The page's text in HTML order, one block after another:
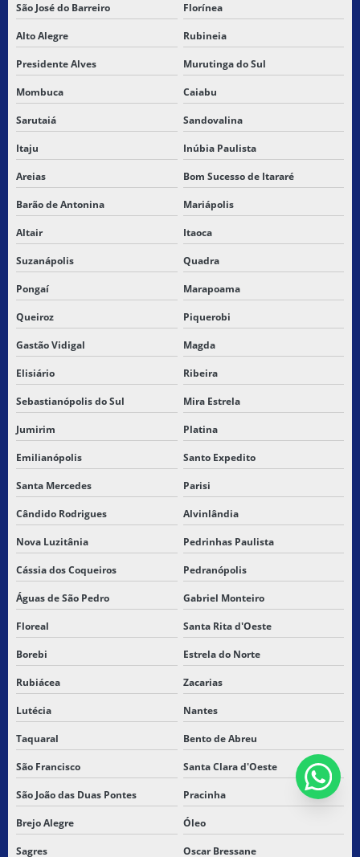
São José do Barreiro Florínea
Alto Alegre Rubineia
Presidente Alves Murutinga do Sul
Mombuca Caiabu
Sarutaiá Sandovalina
Itaju Inúbia Paulista
Areias Bom Sucesso de Itararé
Barão de Antonina Mariápolis
Altair Itaoca
Suzanápolis Quadra
Pongaí Marapoama
Queiroz Piquerobi
Gastão Vidigal Magda
Elisiário Ribeira
Sebastianópolis do Sul Mira Estrela
Jumirim Platina
Emilianópolis Santo Expedito
Santa Mercedes Parisi
Cândido Rodrigues Alvinlândia
Nova Luzitânia Pedrinhas Paulista
Cássia dos Coqueiros Pedranópolis
Águas de São Pedro Gabriel Monteiro
Floreal Santa Rita d'Oeste
Borebi Estrela do Norte
Rubiácea Zacarias
Lutécia Nantes
Taquaral Bento de Abreu
São Francisco Santa Clara d'Oeste
São João das Duas Pontes Pracinha
Brejo Alegre Óleo
Sagres Oscar Bressane